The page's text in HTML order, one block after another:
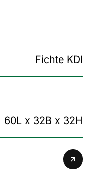
Fichte KDI
60L x 32B x 32H